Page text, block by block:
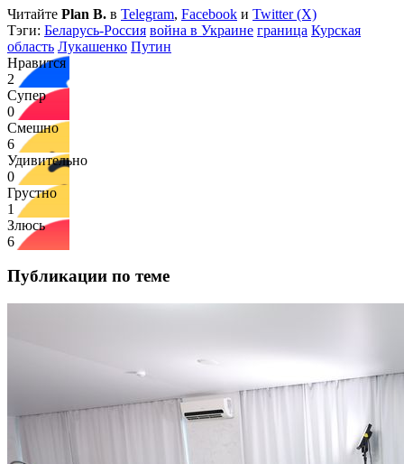
Читайте Plan B. в Telegram, Facebook и Twitter (X)
Тэги: Беларусь-Россия война в Украине граница Курская
область Лукашенко Путин
Нравится
2
Супер
0
Смешно
6
Удивительно
0
Грустно
1
Злюсь
6
Публикации по теме